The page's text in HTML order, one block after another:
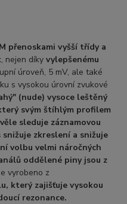
přenoskami vyšší třídy a
, nejen díky vylepšenému
úroveň, 5 mV, ale také
s vysokou úrovní zvukové
(nude) vysoce leštěný
svým štíhlým profilem
sleduje záznamovou
zkreslení a snižuje
volbu velmi náročných
oddělené piny jsou z
vyrobeno z
který zajišťuje vysokou
rezonance.